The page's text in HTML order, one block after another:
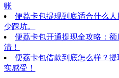
账
便荔卡包提现到底适合什么人
少踩坑。
便荔卡包开通提现全攻略：
清！
便荔卡包借款到底怎么样？
实感受！